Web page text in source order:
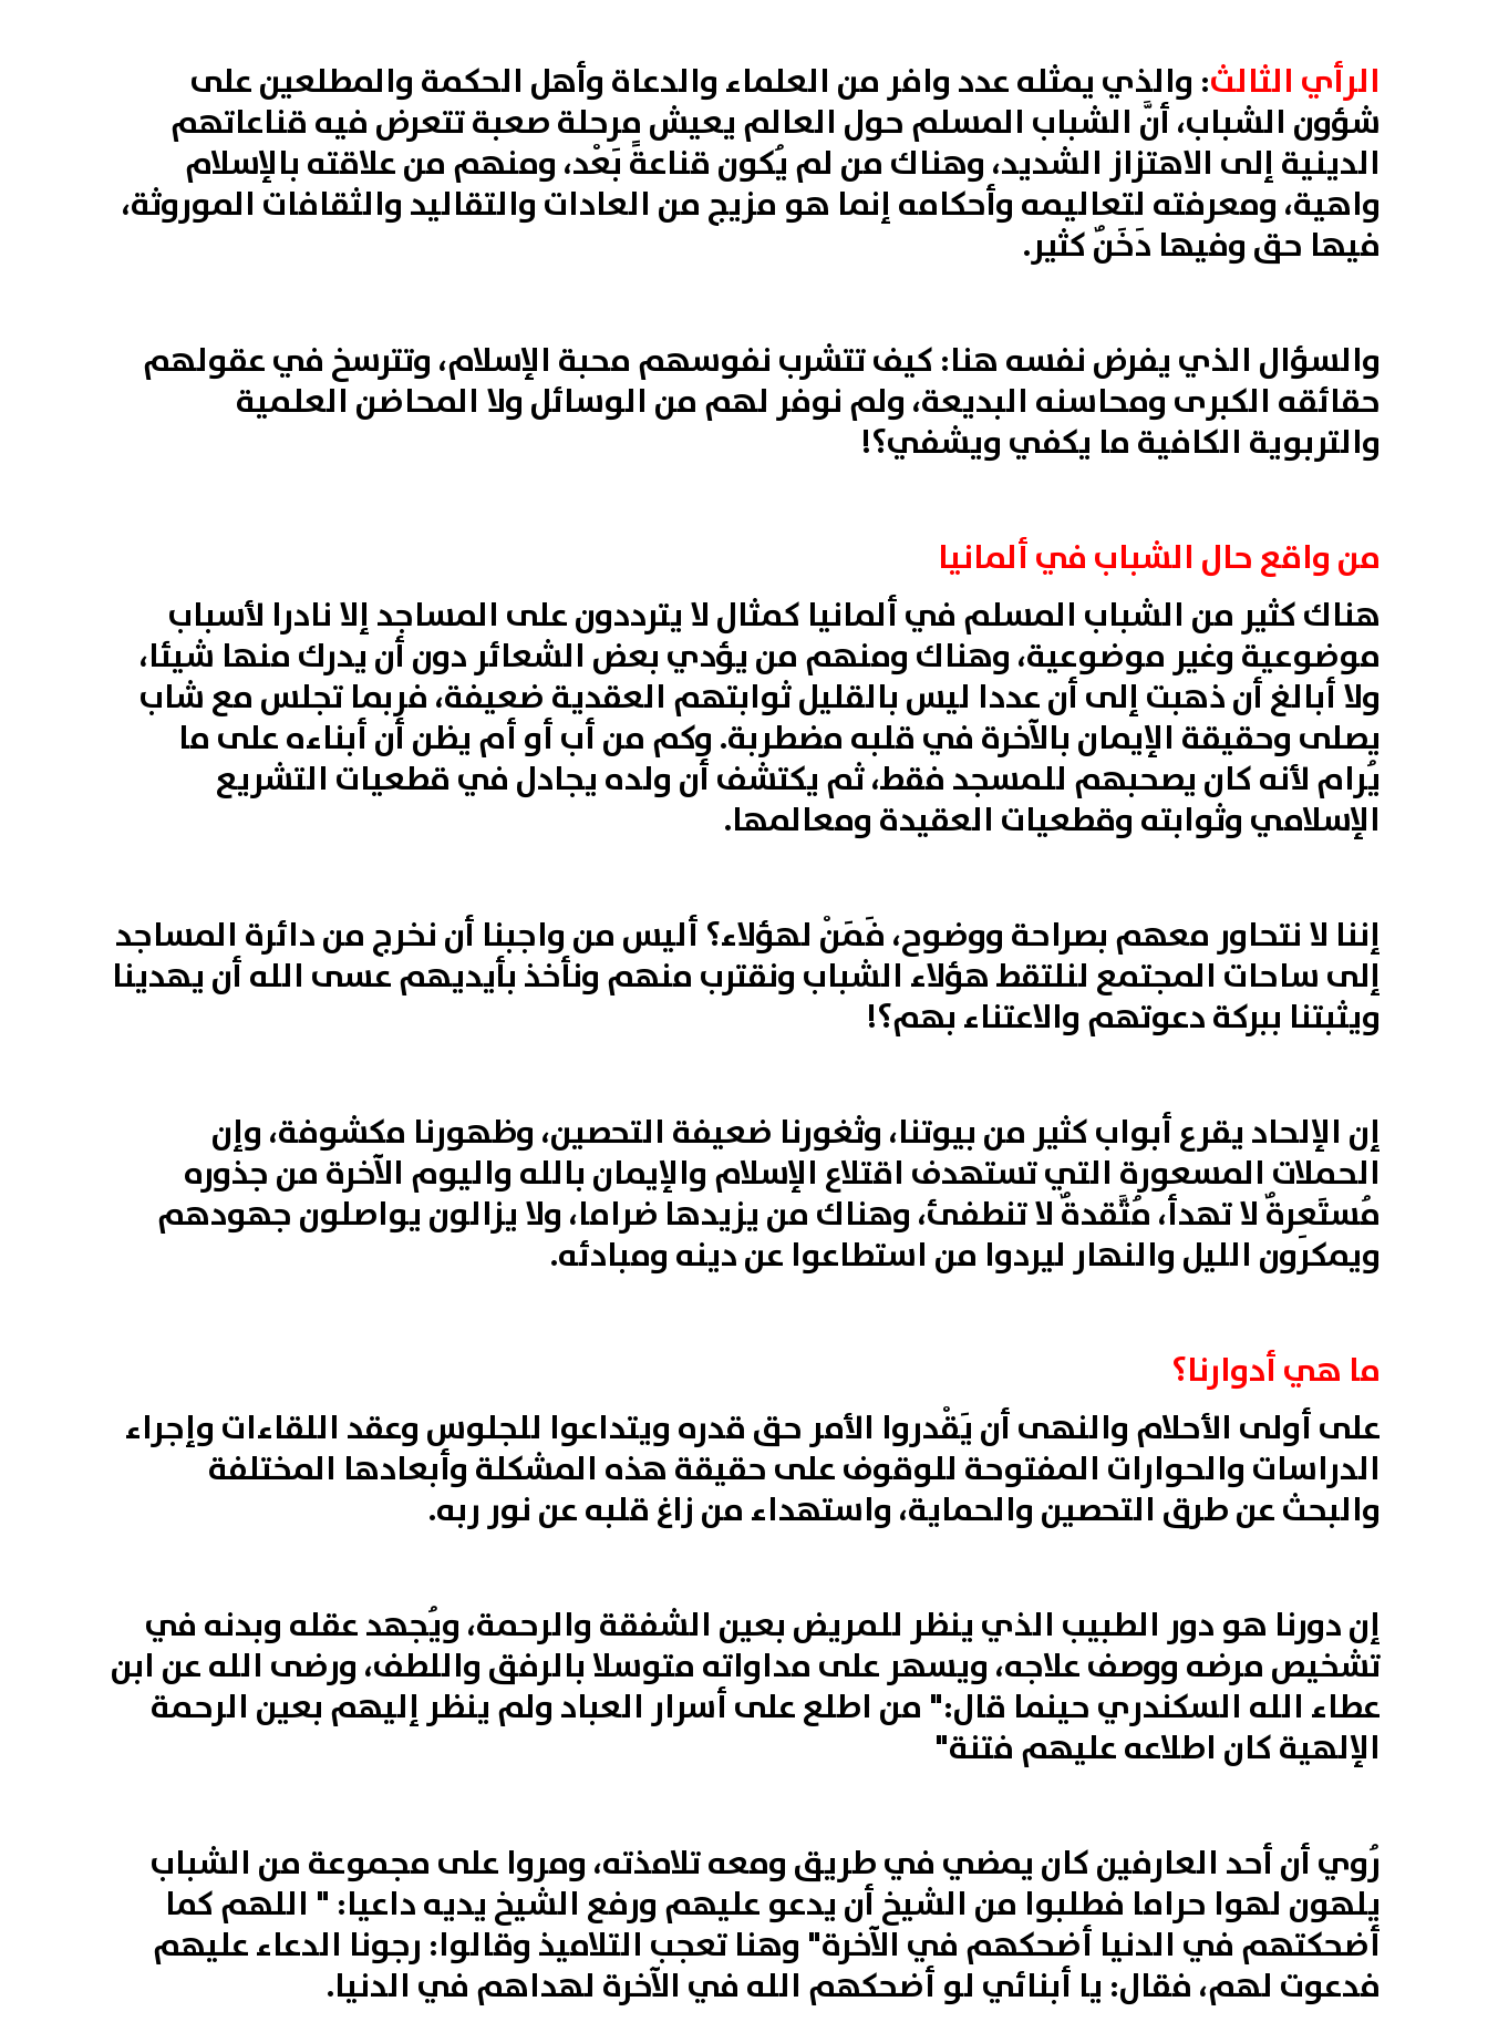
الرأي الثالث: والذي يمثله عدد وافر من العلماء والدعاة وأهل الحكمة والمطلعين على
شؤون الشباب، أنَّ الشباب المسلم حول العالم يعيش مرحلة صعبة تتعرض فيه قناعاتهم
الدينية إلى الاهتزاز الشديد، وهناك من لم يُكون قناعةً بَعْد، ومنهم من علاقته بالإسلام
واهية، ومعرفته لتعاليمه وأحكامه إنما هو مزيج من العادات والتقاليد والثقافات الموروثة،
فيها حق وفيها دَخَنٌ كثير.
والسؤال الذي يفرض نفسه هنا: كيف تتشرب نفوسهم محبة الإسلام، وتترسخ في عقولهم
حقائقه الكبرى ومحاسنه البديعة، ولم نوفر لهم من الوسائل ولا المحاضن العلمية
والتربوية الكافية ما يكفي ويشفي؟!
من واقع حال الشباب في ألمانيا
هناك كثير من الشباب المسلم في ألمانيا كمثال لا يترددون على المساجد إلا نادرا لأسباب
موضوعية وغير موضوعية، وهناك ومنهم من يؤدي بعض الشعائر دون أن يدرك منها شيئا،
ولا أبالغ أن ذهبت إلى أن عددا ليس بالقليل ثوابتهم العقدية ضعيفة، فربما تجلس مع شاب
يصلى وحقيقة الإيمان بالآخرة في قلبه مضطربة. وكم من أب أو أم يظن أن أبناءه على ما
يُرام لأنه كان يصحبهم للمسجد فقط، ثم يكتشف أن ولده يجادل في قطعيات التشريع
الإسلامي وثوابته وقطعيات العقيدة ومعالمها.
إننا لا نتحاور معهم بصراحة ووضوح، فَمَنْ لهؤلاء؟ أليس من واجبنا أن نخرج من دائرة المساجد
إلى ساحات المجتمع لنلتقط هؤلاء الشباب ونقترب منهم ونأخذ بأيديهم عسى الله أن يهدينا
ويثبتنا ببركة دعوتهم والاعتناء بهم؟!
إن الإلحاد يقرع أبواب كثير من بيوتنا، وثغورنا ضعيفة التحصين، وظهورنا مكشوفة، وإن
الحملات المسعورة التي تستهدف اقتلاع الإسلام والإيمان بالله واليوم الآخرة من جذوره
مُستَعِرةٌ لا تهدأ، مُتَّقدةٌ لا تنطفئ، وهناك من يزيدها ضراما، ولا يزالون يواصلون جهودهم
ويمكرون الليل والنهار ليردوا من استطاعوا عن دينه ومبادئه.
ما هي أدوارنا؟
على أولى الأحلام والنهى أن يَقْدروا الأمر حق قدره ويتداعوا للجلوس وعقد اللقاءات وإجراء
الدراسات والحوارات المفتوحة للوقوف على حقيقة هذه المشكلة وأبعادها المختلفة
والبحث عن طرق التحصين والحماية، واستهداء من زاغ قلبه عن نور ربه.
إن دورنا هو دور الطبيب الذي ينظر للمريض بعين الشفقة والرحمة، ويُجهد عقله وبدنه في
تشخيص مرضه ووصف علاجه، ويسهر على مداواته متوسلا بالرفق واللطف، ورضى الله عن ابن
عطاء الله السكندري حينما قال:" من اطلع على أسرار العباد ولم ينظر إليهم بعين الرحمة
الإلهية كان اطلاعه عليهم فتنة"
رُوي أن أحد العارفين كان يمضي في طريق ومعه تلامذته، ومروا على مجموعة من الشباب
يلهون لهوا حراما فطلبوا من الشيخ أن يدعو عليهم ورفع الشيخ يديه داعيا: " اللهم كما
أضحكتهم في الدنيا أضحكهم في الآخرة" وهنا تعجب التلاميذ وقالوا: رجونا الدعاء عليهم
فدعوت لهم، فقال: يا أبنائي لو أضحكهم الله في الآخرة لهداهم في الدنيا.